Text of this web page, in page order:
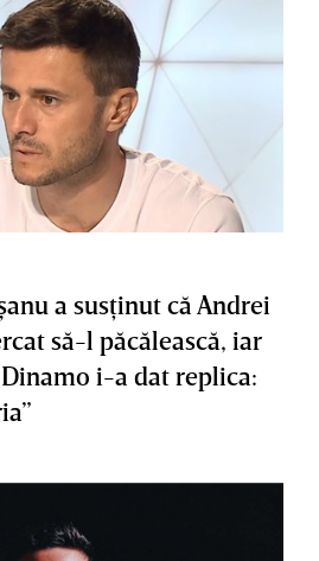
a susţinut că Andrei
să-l păcălească, iar
i-a dat replica: